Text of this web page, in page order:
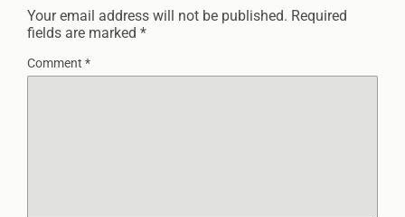
Your email address will not be published. Required
fields are marked *
Comment *